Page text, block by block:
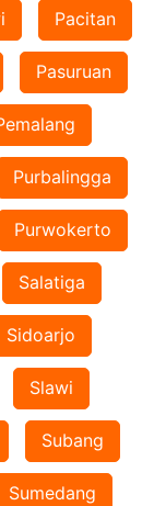
Pacitan
Pasuruan
Purbalingga
Purwokerto
Salatiga
Sidoarjo
Slawi
Subang
Sumedang